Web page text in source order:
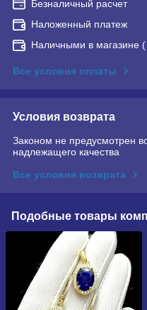
Безналичный расчет
Наложенный платеж
Наличными в магазине
Все условия оплаты
Условия возврата
Законом не предусмотрен
надлежащего качества
Все условия возврата
Подобные товары